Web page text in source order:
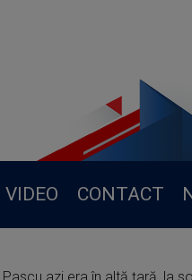
VIDEO CONTACT